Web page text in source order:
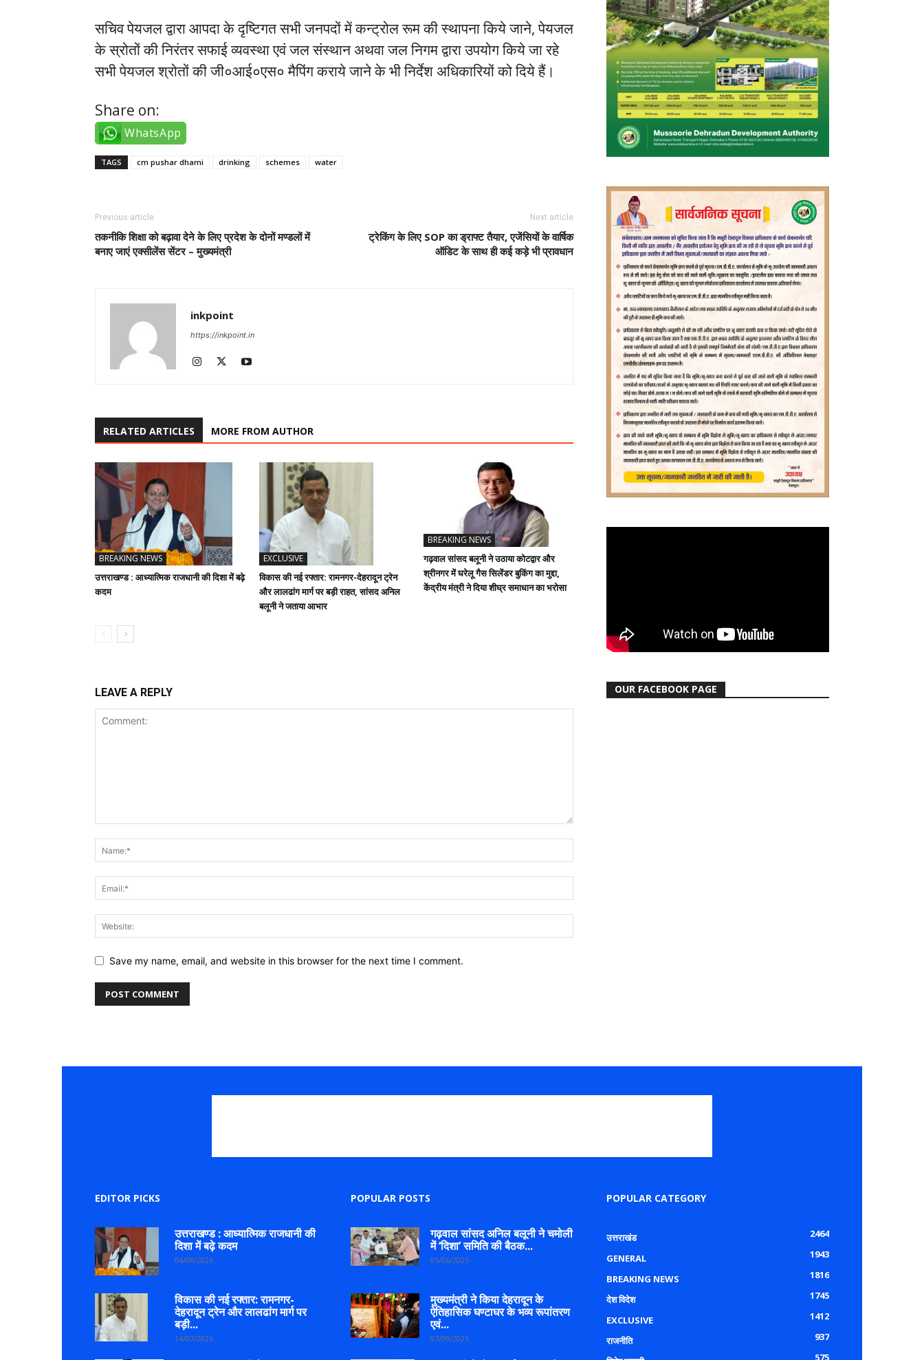
सचिव पेयजल द्वारा आपदा के दृष्टिगत सभी जनपदों में कन्ट्रोल रूम की स्थापना किये जाने, पेयजल
के स्रोतों की निरंतर सफाई व्यवस्था एवं जल संस्थान अथवा जल निगम द्वारा उपयोग किये जा रहे
सभी पेयजल श्रोतों की जी०आई०एस० मैपिंग कराये जाने के भी निर्देश अधिकारियों को दिये हैं।
Share on:
WhatsApp
TAGS cm pushar dhami drinking schemes water
Previous article
तकनीकि शिक्षा को बढ़ावा देने के लिए प्रदेश के दोनों मण्डलों में
बनाए जाएं एक्सीलेंस सेंटर – मुख्यमंत्री
Next article
ट्रेकिंग के लिए SOP का ड्राफ्ट तैयार, एजेंसियों के वार्षिक
ऑडिट के साथ ही कई कड़े भी प्रावधान
inkpoint
https://inkpoint.in
RELATED ARTICLES MORE FROM AUTHOR
BREAKING NEWS
उत्तराखण्ड : आध्यात्मिक राजधानी की दिशा में बढ़े
कदम
EXCLUSIVE
विकास की नई रफ्तार: रामनगर-देहरादून ट्रेन
और लालढांग मार्ग पर बड़ी राहत, सांसद अनिल
बलूनी ने जताया आभार
BREAKING NEWS
गढ़वाल सांसद बलूनी ने उठाया कोटद्वार और
श्रीनगर में घरेलू गैस सिलेंडर बुकिंग का मुद्दा,
केंद्रीय मंत्री ने दिया शीघ्र समाधान का भरोसा
LEAVE A REPLY
Save my name, email, and website in this browser for the next time I comment.
OUR FACEBOOK PAGE
EDITOR PICKS
उत्तराखण्ड : आध्यात्मिक राजधानी की
दिशा में बढ़े कदम
04/08/2026
विकास की नई रफ्तार: रामनगर-
देहरादून ट्रेन और लालढांग मार्ग पर
बड़ी...
14/07/2026
POPULAR POSTS
गढ़वाल सांसद अनिल बलूनी ने चमोली
में ‘दिशा’ समिति की बैठक...
05/06/2025
मुख्यमंत्री ने किया देहरादून के
ऐतिहासिक घण्टाघर के भव्य रूपांतरण
एवं...
07/09/2025
POPULAR CATEGORY
उत्तराखंड
2464
GENERAL
1943
BREAKING NEWS
1816
देश विदेश
1745
EXCLUSIVE
1412
राजनीति
937
575